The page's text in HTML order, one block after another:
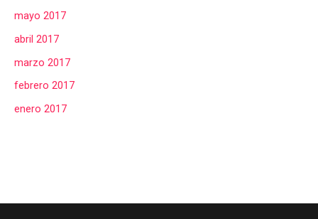
mayo 2017
abril 2017
marzo 2017
febrero 2017
enero 2017